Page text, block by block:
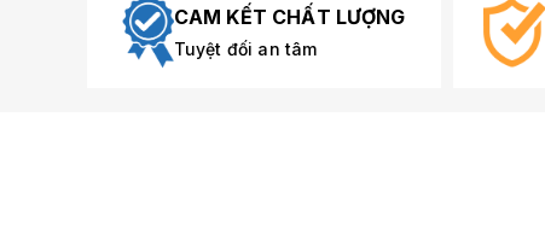
CAM KẾT CHẤT LƯỢNG
Tuyệt đối an tâm